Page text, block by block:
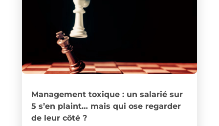
Management toxique : un salarié sur
5 s’en plaint… mais qui ose regarder
de leur côté ?